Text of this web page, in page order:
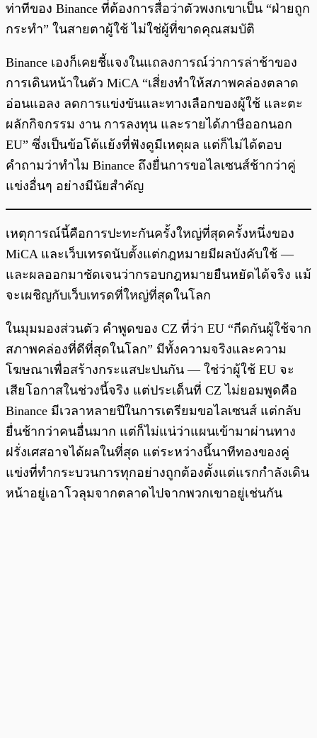
ท่าทีของ Binance ที่ต้องการสื่อว่าตัวพงกเขาเป็น “ฝ่ายถูก
กระทำ” ในสายตาผู้ใช้ ไม่ใช่ผู้ที่ขาดคุณสมบัติ
Binance เองก็เคยชี้แจงในแถลงการณ์ว่าการล่าช้าของ
การเดินหน้าในตัว MiCA “เสี่ยงทำให้สภาพคล่องตลาด
อ่อนแอลง ลดการแข่งขันและทางเลือกของผู้ใช้ และตะ
ผลักกิจกรรม งาน การลงทุน และรายได้ภาษีออกนอก
EU” ซึ่งเป็นข้อโต้แย้งที่ฟังดูมีเหตุผล แต่ก็ไม่ได้ตอบ
คำถามว่าทำไม Binance ถึงยื่นการขอไลเซนส์ช้ากว่าคู่
แข่งอื่นๆ อย่างมีนัยสำคัญ
เหตุการณ์นี้คือการปะทะกันครั้งใหญ่ที่สุดครั้งหนึ่งของ
MiCA และเว็บเทรดนับตั้งแต่กฎหมายมีผลบังคับใช้ —
และผลออกมาชัดเจนว่ากรอบกฎหมายยืนหยัดได้จริง แม้
จะเผชิญกับเว็บเทรดที่ใหญ่ที่สุดในโลก
ในมุมมองส่วนตัว คำพูดของ CZ ที่ว่า EU “กีดกันผู้ใช้จาก
สภาพคล่องที่ดีที่สุดในโลก” มีทั้งความจริงและความ
โฆษณาเพื่อสร้างกระแสปะปนกัน — ใช่ว่าผู้ใช้ EU จะ
เสียโอกาสในช่วงนี้จริง แต่ประเด็นที่ CZ ไม่ยอมพูดคือ
Binance มีเวลาหลายปีในการเตรียมขอไลเซนส์ แต่กลับ
ยื่นช้ากว่าคนอื่นมาก แต่ก็ไม่แน่ว่าแผนเข้ามาผ่านทาง
ฝรั่งเศสอาจได้ผลในที่สุด แต่ระหว่างนี้นาทีทองของคู่
แข่งที่ทำกระบวนการทุกอย่างถูกต้องตั้งแต่แรกกำลังเดิน
หน้าอยู่เอาโวลุมจากตลาดไปจากพวกเขาอยู่เช่นกัน